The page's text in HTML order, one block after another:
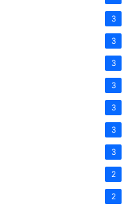
3
3
3
3
3
3
3
2
2